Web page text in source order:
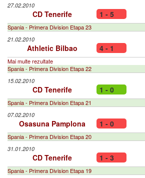
27.02.2010
CD Tenerife 1 - 5
Spania - Primera Division Etapa 23
21.02.2010
Athletic Bilbao 4 - 1
Mai multe rezultate
Spania - Primera Division Etapa 22
15.02.2010
CD Tenerife 1 - 0
Spania - Primera Division Etapa 21
07.02.2010
Osasuna Pamplona 1 - 0
Spania - Primera Division Etapa 20
31.01.2010
CD Tenerife 1 - 3
Spania - Primera Division Etapa 19